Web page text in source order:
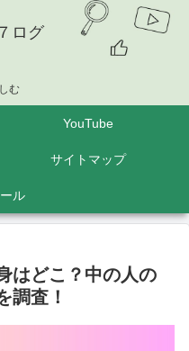
ログ
む
YouTube
サイトマップ
ル
はどこ？中の人の
調査！